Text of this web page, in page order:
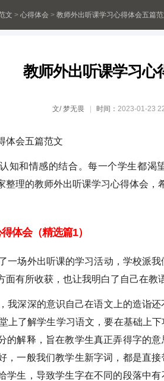
文 > 心得体会 > 教师外出听课学习心得体会五篇
教师外出听课学习心
文/梦无畏 时间： 2023-01-23
体会五篇范文
知和情感的结合。每一个学生都渴
整理的教师外出听课学习心得体会，
体会（精选篇1）
一场外出听课的学习活动，学校派
面有所收获，也让我明白了自己在教
我深深的意识自己在语文上的造诣
上了解学生学习语文，要在基础上
的解释，旨在教学生真正弄得字的
，一般我们教学生新字词，都是直
学生，导致学生字在不同的段落中
)
新
2024全国安全生产月心得体会(精选15篇)